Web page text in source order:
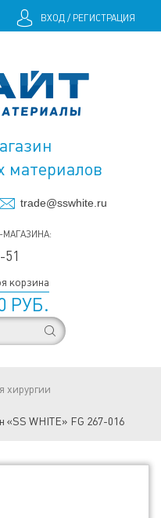
ВХОД/ РЕГИСТРАЦИЯ
материалов
trade@sswhite.ru
51
корзина
РУБ.
хирургии
«SS WHITE» FG 267-016